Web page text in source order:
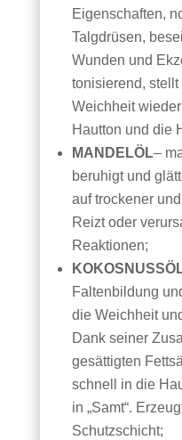
Eigenschaften,
Talgdrüsen,
Wunden und
tonisierend,
Weichheit
Hautton und die
MANDELÖL–
beruhigt und
auf trockener
Reizt oder
Reaktionen;
Faltenbildung
die Weichheit
Dank seiner
gesättigten
schnell in die
in „Samt“.
Schutzschicht;